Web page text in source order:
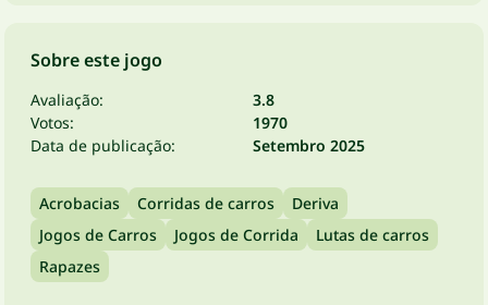
Sobre este jogo
Avaliação:
3.8
Votos:
1970
Data de publicação:
Setembro 2025
Acrobacias Corridas de carros
Deriva
Jogos de Carros
Jogos de Corrida
Lutas de carros
Rapazes